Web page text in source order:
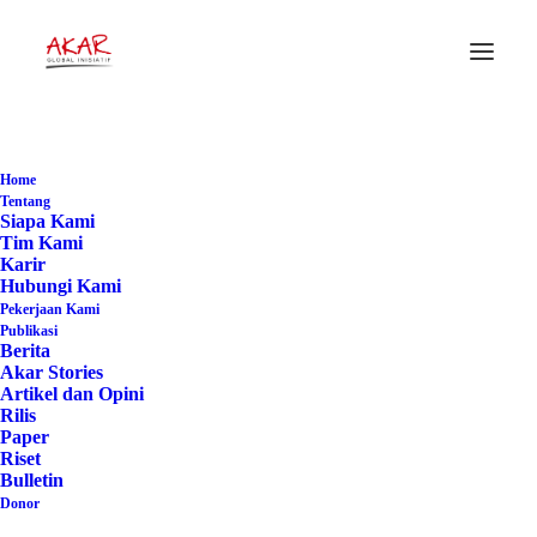
Home
Tentang
Siapa Kami
Tim Kami
Karir
Hubungi Kami
Pekerjaan Kami
Publikasi
Berita
Akar Stories
Artikel dan Opini
Rilis
Paper
Riset
Bulletin
Donor
Home